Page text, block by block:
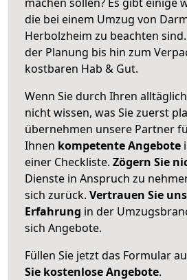
die bei einem Umzug von
Herbolzheim zu beachten sind.
der Planung bis hin zum
kostbaren Hab & Gut.
Wenn Sie durch Ihren
nicht wissen, was Sie zuerst
übernehmen unsere Partner
Ihnen kompetente Angebote
einer Checkliste. Zögern Sie
Dienste in Anspruch zu
sich zurück. Vertrauen Sie
Erfahrung in der
sich Angebote.
Füllen Sie jetzt das Formular
Sie kostenlose Angebote.